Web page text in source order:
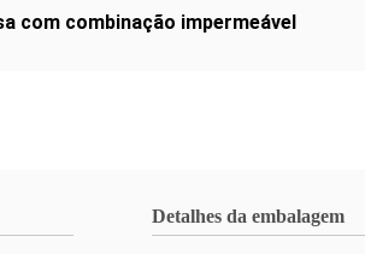
com combinação impermeável
Detalhes da embalagem